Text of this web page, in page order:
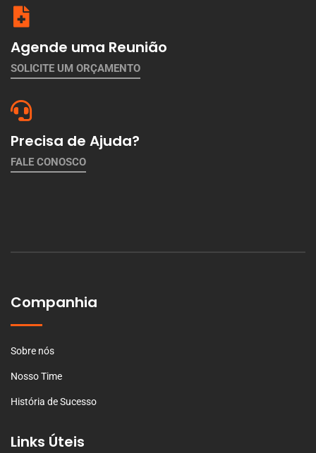
Agende uma Reunião
SOLICITE UM ORÇAMENTO
Precisa de Ajuda?
FALE CONOSCO
Companhia
Sobre nós
Nosso Time
História de Sucesso
Links Úteis